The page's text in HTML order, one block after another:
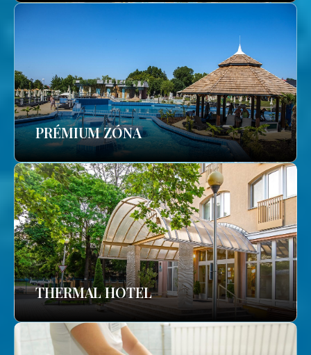
PRÉMIUM ZÓNA
THERMAL HOTEL